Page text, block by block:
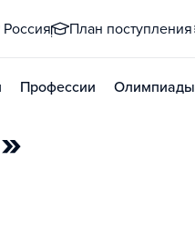
Россия План поступления
Профессии Олимпиады